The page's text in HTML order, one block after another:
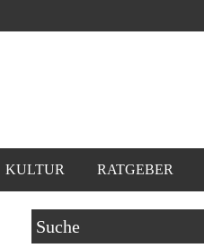
KULTUR RATGEBER
Suche